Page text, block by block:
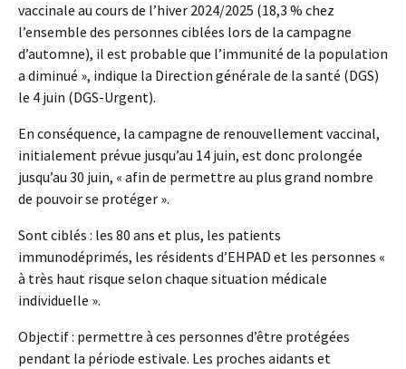
vaccinale au cours de l’hiver 2024/2025 (18,3 % chez
l’ensemble des personnes ciblées lors de la campagne
d’automne), il est probable que l’immunité de la population
a diminué », indique la Direction générale de la santé (DGS)
le 4 juin (DGS-Urgent).
En conséquence, la campagne de renouvellement vaccinal,
initialement prévue jusqu’au 14 juin, est donc prolongée
jusqu’au 30 juin, « afin de permettre au plus grand nombre
de pouvoir se protéger ».
Sont ciblés : les 80 ans et plus, les patients
immunodéprimés, les résidents d’EHPAD et les personnes «
à très haut risque selon chaque situation médicale
individuelle ».
Objectif : permettre à ces personnes d’être protégées
pendant la période estivale. Les proches aidants et